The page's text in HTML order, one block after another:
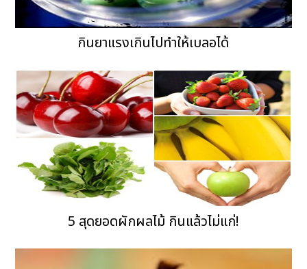
กินยาแรงเกินไปทำให้เบลอได้
5 สุดยอดผักผลไม้ กินแล้วไม่แก่!